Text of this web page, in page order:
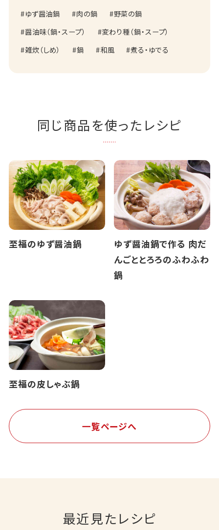
ゆず醤油鍋
肉の鍋
野菜の鍋
醤油味（鍋・スープ）
変わり種（鍋・スープ）
雑炊（しめ）
鍋 和風 煮る・ゆでる
同じ商品を使ったレシピ
至福のゆず醤油鍋
ゆず醤油鍋で作る 肉だ
んごととろろのふわふわ
鍋
至福の皮しゃぶ鍋
一覧ページへ
最近見たレシピ